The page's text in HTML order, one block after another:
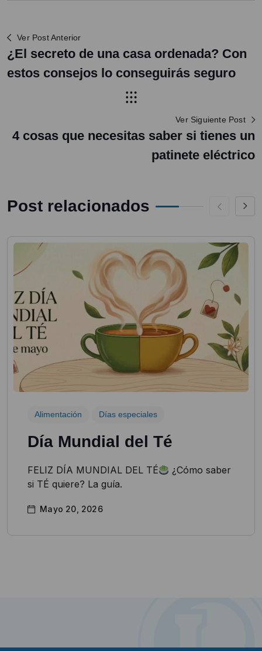
Ver Post Anterior
¿El secreto de una casa ordenada? Con
estos consejos lo conseguirás seguro
Ver Siguiente Post
4 cosas que necesitas saber si tienes un
patinete eléctrico
Post relacionados
Alimentación Días especiales
Día Mundial del Té
FELIZ DÍA MUNDIAL DEL TÉ
¿Cómo saber
si TÉ quiere? La guía.
Mayo 20, 2026